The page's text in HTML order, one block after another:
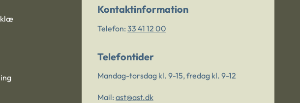
Kontaktinformation
Telefon: 33 41 12 00
Telefontider
Mandag-torsdag kl. 9-15, fredag kl. 9-12
Mail: ast@ast.dk